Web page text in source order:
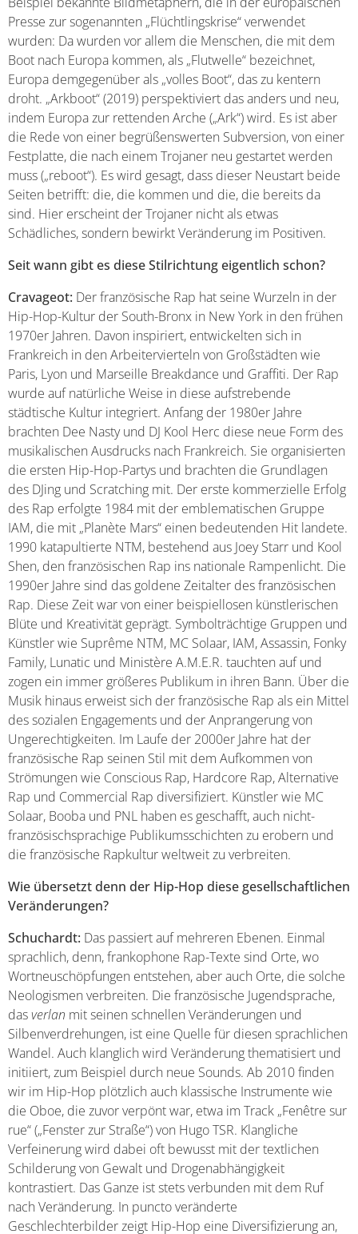
Presse zur sogenannten „Flüchtlingskrise“ verwendet
wurden: Da wurden vor allem die Menschen, die mit dem
Boot nach Europa kommen, als „Flutwelle“ bezeichnet,
Europa demgegenüber als „volles Boot“, das zu kentern
droht. „Arkboot“ (2019) perspektiviert das anders und neu,
indem Europa zur rettenden Arche („Ark“) wird. Es ist aber
die Rede von einer begrüßenswerten Subversion, von einer
Festplatte, die nach einem Trojaner neu gestartet werden
muss („reboot“). Es wird gesagt, dass dieser Neustart beide
Seiten betrifft: die, die kommen und die, die bereits da
sind. Hier erscheint der Trojaner nicht als etwas
Schädliches, sondern bewirkt Veränderung im Positiven.
Seit wann gibt es diese Stilrichtung eigentlich schon?
Cravageot: Der französische Rap hat seine Wurzeln in der
Hip-Hop-Kultur der South-Bronx in New York in den frühen
1970er Jahren. Davon inspiriert, entwickelten sich in
Frankreich in den Arbeitervierteln von Großstädten wie
Paris, Lyon und Marseille Breakdance und Graffiti. Der Rap
wurde auf natürliche Weise in diese aufstrebende
städtische Kultur integriert. Anfang der 1980er Jahre
brachten Dee Nasty und DJ Kool Herc diese neue Form des
musikalischen Ausdrucks nach Frankreich. Sie organisierten
die ersten Hip-Hop-Partys und brachten die Grundlagen
des DJing und Scratching mit. Der erste kommerzielle Erfolg
des Rap erfolgte 1984 mit der emblematischen Gruppe
IAM, die mit „Planète Mars“ einen bedeutenden Hit landete.
1990 katapultierte NTM, bestehend aus Joey Starr und Kool
Shen, den französischen Rap ins nationale Rampenlicht. Die
1990er Jahre sind das goldene Zeitalter des französischen
Rap. Diese Zeit war von einer beispiellosen künstlerischen
Blüte und Kreativität geprägt. Symbolträchtige Gruppen und
Künstler wie Suprême NTM, MC Solaar, IAM, Assassin, Fonky
Family, Lunatic und Ministère A.M.E.R. tauchten auf und
zogen ein immer größeres Publikum in ihren Bann. Über die
Musik hinaus erweist sich der französische Rap als ein Mittel
des sozialen Engagements und der Anprangerung von
Ungerechtigkeiten. Im Laufe der 2000er Jahre hat der
französische Rap seinen Stil mit dem Aufkommen von
Strömungen wie Conscious Rap, Hardcore Rap, Alternative
Rap und Commercial Rap diversifiziert. Künstler wie MC
Solaar, Booba und PNL haben es geschafft, auch nicht-
französischsprachige Publikumsschichten zu erobern und
die französische Rapkultur weltweit zu verbreiten.
Wie übersetzt denn der Hip-Hop diese gesellschaftlichen
Veränderungen?
Schuchardt: Das passiert auf mehreren Ebenen. Einmal
sprachlich, denn, frankophone Rap-Texte sind Orte, wo
Wortneuschöpfungen entstehen, aber auch Orte, die solche
Neologismen verbreiten. Die französische Jugendsprache,
dasverlan mit seinen schnellen Veränderungen und
Silbenverdrehungen, ist eine Quelle für diesen sprachlichen
Wandel. Auch klanglich wird Veränderung thematisiert und
initiiert, zum Beispiel durch neue Sounds. Ab 2010 finden
wir im Hip-Hop plötzlich auch klassische Instrumente wie
die Oboe, die zuvor verpönt war, etwa im Track „Fenêtre sur
rue“ („Fenster zur Straße“) von Hugo TSR. Klangliche
Verfeinerung wird dabei oft bewusst mit der textlichen
Schilderung von Gewalt und Drogenabhängigkeit
kontrastiert. Das Ganze ist stets verbunden mit dem Ruf
nach Veränderung. In puncto veränderte
Geschlechterbilder zeigt Hip-Hop eine Diversifizierung an,